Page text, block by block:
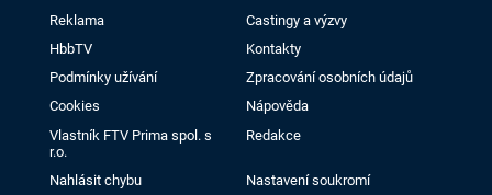
Reklama
Castingy a výzvy
HbbTV
Kontakty
Podmínky užívání
Zpracování osobních údajů
Cookies
Nápověda
Vlastník FTV Prima spol. s
r.o.
Redakce
Nahlásit chybu Nastavení soukromí